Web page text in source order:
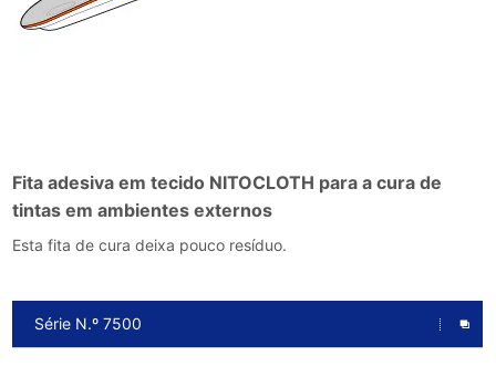
Fita adesiva em tecido NITOCLOTH para a cura de
tintas em ambientes externos
Esta fita de cura deixa pouco resíduo.
Série N.º 7500